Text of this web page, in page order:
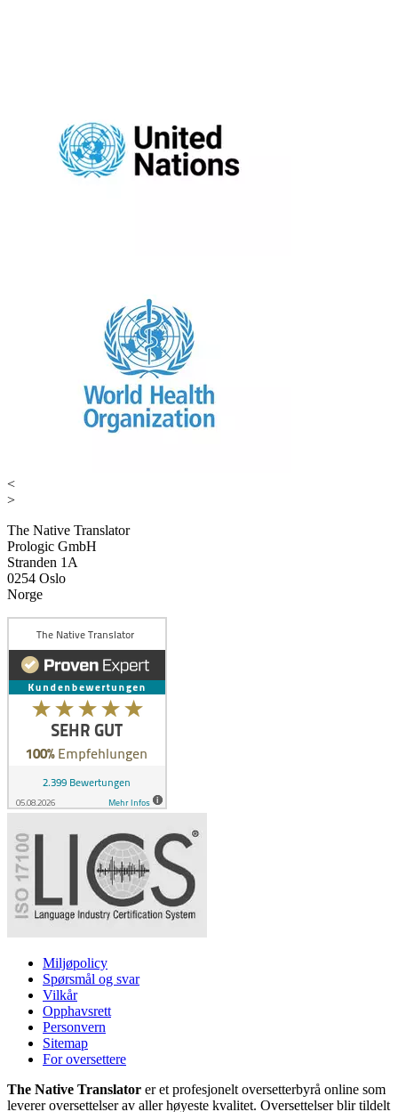
<
>
The Native Translator
Prologic GmbH
Stranden 1A
0254 Oslo
Norge
Miljøpolicy
Spørsmål og svar
Vilkår
Opphavsrett
Personvern
Sitemap
For oversettere
The Native Translator er et profesjonelt oversetterbyrå online som
leverer oversettelser av aller høyeste kvalitet. Oversettelser blir tildelt